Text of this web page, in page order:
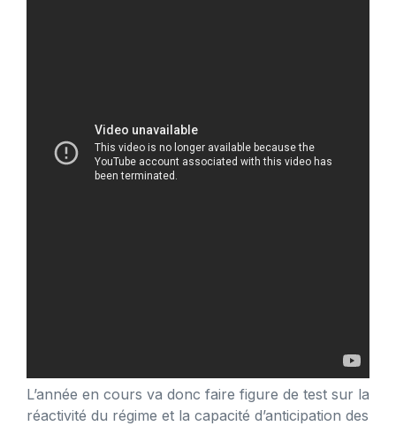
L’année en cours va donc faire figure de test sur la
réactivité du régime et la capacité d’anticipation des